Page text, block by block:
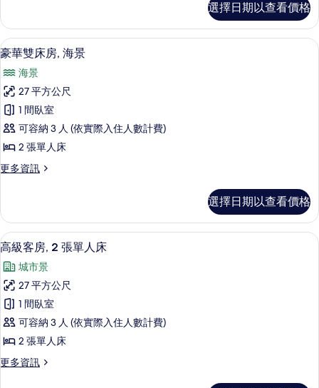
片
臥
室,
相
連
客
房
的
所
有
客
房,
2
臥
室,
相
連
客
房
的
詳
選擇日期以查看價格
顯
豪
華
雙
床
海
的
所
有
相
片
豪華雙床房, 海景 | 客房內保險箱、書
13
豪華雙床房, 海景
海景
27 平方公尺
1 間臥室
可容納 3 人 (依實際入住人數計費)
2 張單人床
更多資訊
更
雙
床
房,
景
的
詳
情
選擇日期以查看價格
顯
示
高
級
客
房,
2
張
客房內保險箱、書桌、筆電工作空間
10
高級客房, 2 張單人床
城市景
27 平方公尺
1 間臥室
可容納 3 人 (依實際入住人數計費)
2 張單人床
更多資訊
更